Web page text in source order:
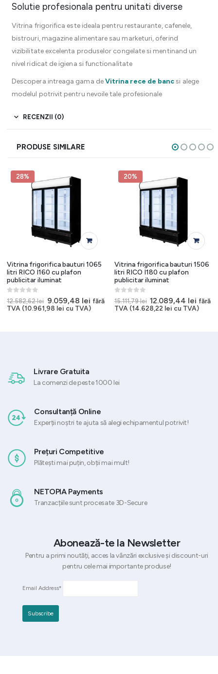
Solutie profesionala pentru unitati diverse
Vitrina frigorifica este ideala pentru restaurante, cafenele,
bistrouri, magazine alimentare sau marketuri, oferind
vizibilitate excelenta produselor congelate si mentinand un
nivel ridicat de igiena si functionalitate
Descopera intreaga gama deVitrina rece de bancsi alege
modelul potrivit pentru nevoile tale profesionale
RECENZII (0)
PRODUSE SIMILARE
28%
Vitrina frigorifica bauturi 1065
litri RICO I160 cu plafon
publicitar iluminat
0out of 5
12.582,62lei Prețul
inițial
9.059,48 leiPrețul
curent
fără
TVA (10.961,98 lei cu TVA)
20%
Vitrina frigorifica bauturi 1506
litri RICO I180 cu plafon
publicitar iluminat
0 out of 5
15.111,79lei Prețul
inițial
a
12.089,44 lei Prețul
fără
TVA (14.628,22 lei cu TVA)
Livrare Gratuita
La comenzi de peste 1000 lei
Consultanță Online
Experții noștri te ajuta să alegi echipamentul potrivit!
Prețuri Competitive
Plătești mai puțin, obții mai mult!
NETOPIA Payments
Tranzacțiile sunt procesate 3D-Secure
Abonează-te la Newsletter
Pentru a primi noutăți, acces la vânzări exclusive și discount-uri
pentru cele mai importante produse!
Email Address*